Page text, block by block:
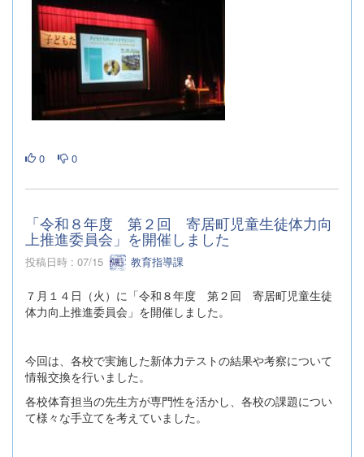
0 0
「令和８年度 第２回 寄居町児童生徒体力向
上推進委員会」を開催しました
投稿日時 : 07/15 教育指導課
７月１４日（火）に「令和８年度 第２回 寄居町児童生徒
体力向上推進委員会」を開催しました。
今回は、各校で実施した新体力テストの結果や考察について
情報交換を行いました。
各校体育担当の先生方が専門性を活かし、各校の課題につい
て様々な手立てを考えていました。